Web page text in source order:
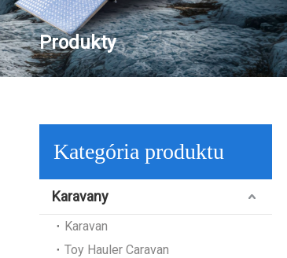
Produkty
Kategória produktu
Karavany
Karavan
Toy Hauler Caravan